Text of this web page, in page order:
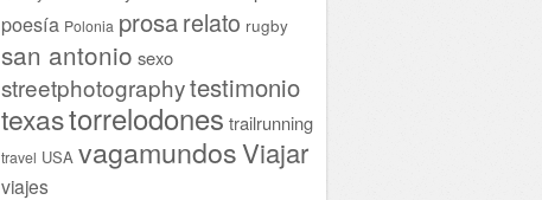
poesía Polonia prosarelato rugby
san antonio sexo
streetphotographytestimonio
texastorrelodones trailrunning
travel USA vagamundosViajar
viajes